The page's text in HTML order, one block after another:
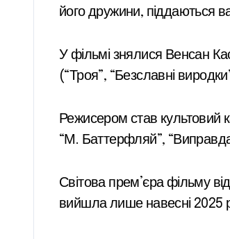
його дружини, піддаються
У фільмі знялися Венсан
(“Троя”, “Безславні
Режисером став культовий
“М. Баттерфляй”,
Світова прем’єра фільму
вийшла лише навесні 2025